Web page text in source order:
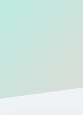
Gizlilik Politikası